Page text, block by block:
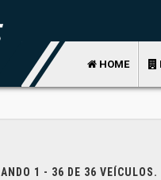
HOME
1 - 36 DE 36 VEÍCULOS.